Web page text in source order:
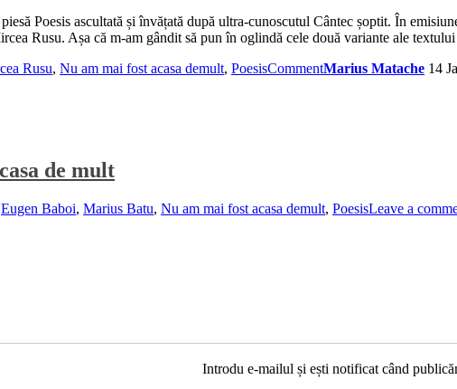
Poesis ascultată și învățată după ultra-cunoscutul Cântec șoptit. În
Rusu. Așa că m-am gândit să pun în oglindă cele două variante ale
Rusu, Nu am mai fost acasa demult, PoesisCommentMarius Matache 14
de mult
Eugen Baboi, Marius Batu, Nu am mai fost acasa demult, PoesisLeave a
Introdu e-mailul și ești notificat când